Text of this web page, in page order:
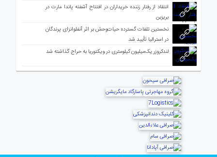
انتقاد از رفتار زننده خریداران در افتتاح آشفته پاندا مارت در
بریزبن
نخستین تلفات گسترده حیات‌وحش بر اثر آنفلوانزای پرندگان
در استرالیا تأیید شد
لندکروزر یک‌میلیون کیلومتری در ویکتوریا به حراج گذاشته شد